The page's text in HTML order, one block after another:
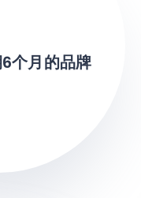
个月的品牌